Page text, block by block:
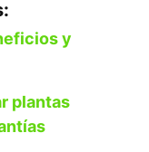
y
plantas